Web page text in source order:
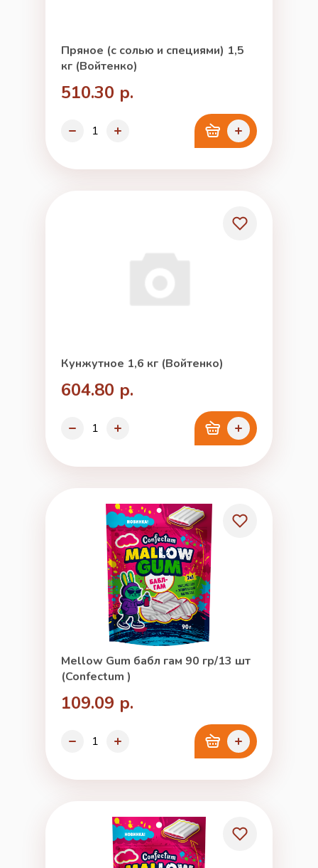
Пряное (с солью и специями) 1,5
кг (Войтенко)
510.30 р.
Кунжутное 1,6 кг (Войтенко)
604.80 р.
Mellow Gum бабл гам 90 гр/13 шт
(Confectum )
109.09 р.